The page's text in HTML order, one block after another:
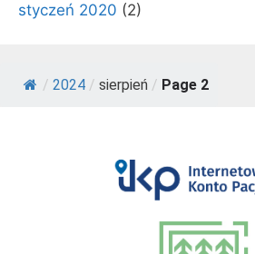
styczeń 2020 (2)
/ 2024 / sierpień / Page 2